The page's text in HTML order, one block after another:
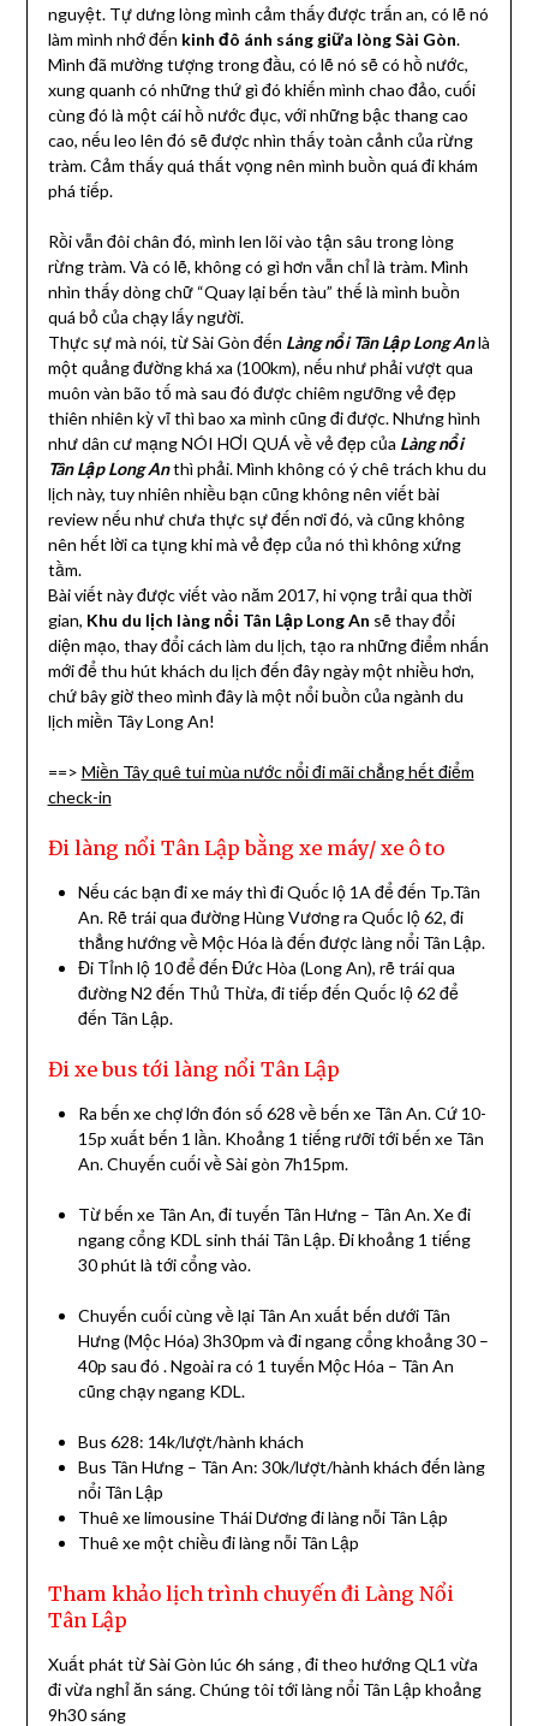
nguyệt. Tự dưng lòng mình cảm thấy được trấn an, có lẽ nó
làm mình nhớ đến kinh đô ánh sáng giữa lòng Sài Gòn.
Mình đã mường tượng trong đầu, có lẽ nó sẽ có hồ nước,
xung quanh có những thứ gì đó khiến mình chao đảo, cuối
cùng đó là một cái hồ nước đục, với những bậc thang cao
cao, nếu leo lên đó sẽ được nhìn thấy toàn cảnh của rừng
tràm. Cảm thấy quá thất vọng nên mình buồn quá đi khám
phá tiếp.
Rồi vẫn đôi chân đó, mình len lõi vào tận sâu trong lòng
rừng tràm. Và có lẽ, không có gì hơn vẫn chỉ là tràm. Mình
nhìn thấy dòng chữ “Quay lại bến tàu” thế là mình buồn
quá bỏ của chạy lấy người.
Thực sự mà nói, từ Sài Gòn đến Làng nổi Tân Lập Long Anlà
một quảng đường khá xa (100km), nếu như phải vượt qua
muôn vàn bão tố mà sau đó được chiêm ngưỡng vẻ đẹp
thiên nhiên kỳ vĩ thì bao xa mình cũng đi được. Nhưng hình
như dân cư mạng NÓI HƠI QUÁ về vẻ đẹp của Làng nổi
Tân Lập Long Anthì phải. Mình không có ý chê trách khu du
lịch này, tuy nhiên nhiều bạn cũng không nên viết bài
review nếu như chưa thực sự đến nơi đó, và cũng không
nên hết lời ca tụng khi mà vẻ đẹp của nó thì không xứng
tầm.
Bài viết này được viết vào năm 2017, hi vọng trải qua thời
gian, Khu du lịch làng nổi Tân Lập Long An sẽ thay đổi
diện mạo, thay đổi cách làm du lịch, tạo ra những điểm nhấn
mới để thu hút khách du lịch đến đây ngày một nhiều hơn,
chứ bây giờ theo mình đây là một nổi buồn của ngành du
lịch miền Tây Long An!
==> Miền Tây quê tui mùa nước nổi đi mãi chẳng hết điểm
check-in
Đi làng nổi Tân Lập bằng xe máy/ xe ô to
Nếu các bạn đi xe máy thì đi Quốc lộ 1A để đến Tp.Tân
An. Rẽ trái qua đường Hùng Vương ra Quốc lộ 62, đi
thẳng hướng về Mộc Hóa là đến được làng nổi Tân Lập.
Đi Tỉnh lộ 10 để đến Đức Hòa (Long An), rẽ trái qua
đường N2 đến Thủ Thừa, đi tiếp đến Quốc lộ 62 để
đến Tân Lập.
Đi xe bus tới làng nổi Tân Lập
Ra bến xe chợ lớn đón số 628 về bến xe Tân An. Cứ 10-
15p xuất bến 1 lần. Khoảng 1 tiếng rưỡi tới bến xe Tân
An. Chuyến cuối về Sài gòn 7h15pm.
Từ bến xe Tân An, đi tuyến Tân Hưng – Tân An. Xe đi
ngang cổng KDL sinh thái Tân Lập. Đi khoảng 1 tiếng
30 phút là tới cổng vào.
Chuyến cuối cùng về lại Tân An xuất bến dưới Tân
Hưng (Mộc Hóa) 3h30pm và đi ngang cổng khoảng 30 –
40p sau đó . Ngoài ra có 1 tuyến Mộc Hóa – Tân An
cũng chạy ngang KDL.
Bus 628: 14k/lượt/hành khách
Bus Tân Hưng – Tân An: 30k/lượt/hành khách đến làng
nổi Tân Lập
Thuê xe limousine Thái Dương đi làng nỗi Tân Lập
Thuê xe một chiều đi làng nỗi Tân Lập
Tham khảo lịch trình chuyến đi Làng Nổi
Tân Lập
Xuất phát từ Sài Gòn lúc 6h sáng , đi theo hướng QL1 vừa
đi vừa nghỉ ăn sáng. Chúng tôi tới làng nổi Tân Lập khoảng
9h30 sáng